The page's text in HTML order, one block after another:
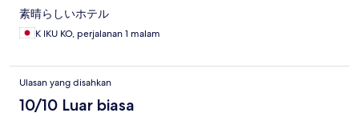
素晴らしいホテル
K IKU KO, perjalanan 1 malam
Ulasan yang disahkan
10/10 Luar biasa